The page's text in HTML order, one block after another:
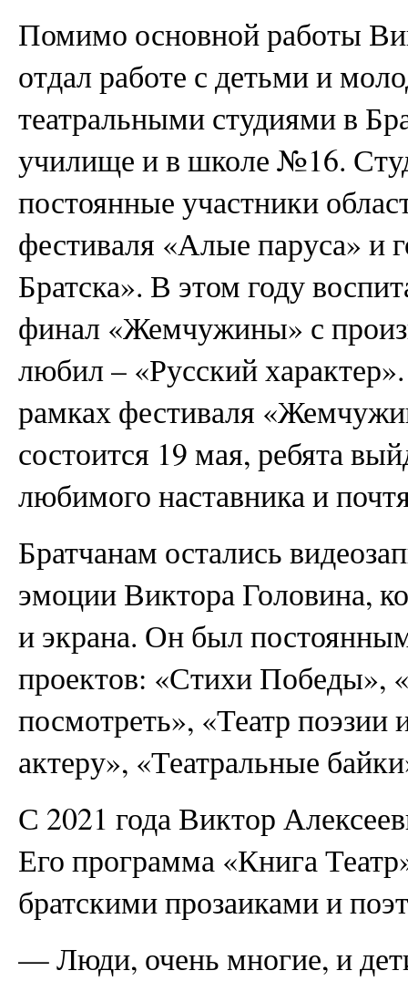
Помимо основной работы
отдал работе с детьми и
театральными студиями в
училище и в школе №16.
постоянные участники
фестиваля «Алые паруса» и
Братска». В этом году
финал «Жемчужины» с
любил – «Русский
рамках фестиваля
состоится 19 мая, ребята
любимого наставника и
Братчанам остались
эмоции Виктора Головина,
и экрана. Он был
проектов: «Стихи Победы»,
посмотреть», «Театр поэзии
актеру», «Театральные
С 2021 года Виктор
Его программа «Книга
братскими прозаиками и
— Люди, очень многие, и